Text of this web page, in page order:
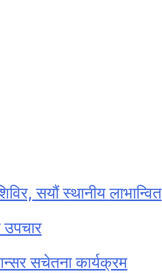
सयौं स्थानीय लाभान्वित
सचेतना कार्यक्रम